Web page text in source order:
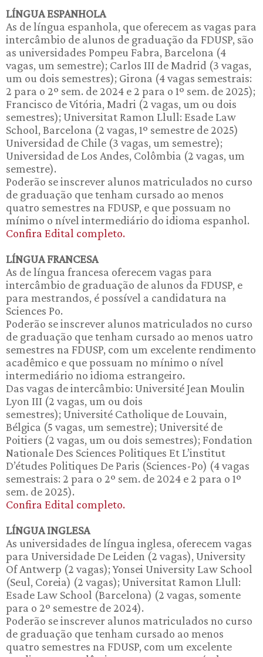
LÍNGUA ESPANHOLA
As de língua espanhola, que oferecem as vagas para
intercâmbio de alunos de graduação da FDUSP, são
as universidades Pompeu Fabra, Barcelona (4
vagas, um semestre); Carlos III de Madrid (3 vagas,
um ou dois semestres); Girona (4 vagas semestrais:
2 para o 2º sem. de 2024 e 2 para o 1º sem. de 2025);
Francisco de Vitória, Madri (2 vagas, um ou dois
semestres); Universitat Ramon Llull: Esade Law
School, Barcelona (2 vagas, 1º semestre de 2025)
Universidad de Chile (3 vagas, um semestre);
Universidad de Los Andes, Colômbia (2 vagas, um
semestre).
Poderão se inscrever alunos matriculados no curso
de graduação que tenham cursado ao menos
quatro semestres na FDUSP, e que possuam no
mínimo o nível intermediário do idioma espanhol.
Confira Edital completo.
LÍNGUA FRANCESA
As de língua francesa oferecem vagas para
intercâmbio de graduação de alunos da FDUSP, e
para mestrandos, é possível a candidatura na
Sciences Po.
Poderão se inscrever alunos matriculados no curso
de graduação que tenham cursado ao menos uatro
semestres na FDUSP, com um excelente rendimento
acadêmico e que possuam no mínimo o nível
intermediário no idioma estrangeiro.
Das vagas de intercâmbio: Université Jean Moulin
Lyon III (2 vagas, um ou dois
semestres); Université Catholique de Louvain,
Bélgica (5 vagas, um semestre); Université de
Poitiers (2 vagas, um ou dois semestres); Fondation
Nationale Des Sciences Politiques Et L’institut
D’études Politiques De Paris (Sciences-Po) (4 vagas
semestrais: 2 para o 2º sem. de 2024 e 2 para o 1º
sem. de 2025).
Confira Edital completo.
LÍNGUA INGLESA
As universidades de língua inglesa, oferecem vagas
para Universidade De Leiden (2 vagas), University
Of Antwerp (2 vagas); Yonsei University Law School
(Seul, Coreia) (2 vagas); Universitat Ramon Llull:
Esade Law School (Barcelona) (2 vagas, somente
para o 2º semestre de 2024).
Poderão se inscrever alunos matriculados no curso
de graduação que tenham cursado ao menos
quatro semestres na FDUSP, com um excelente